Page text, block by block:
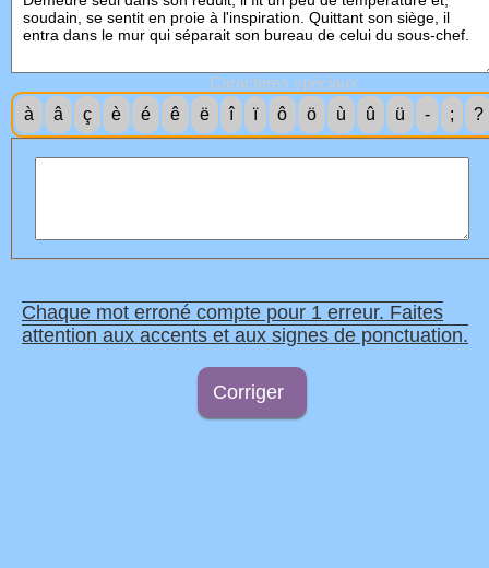
Caractères spéciaux
à
â ç è é ê ë î ï ô ö ù û ü - ; ?
Chaque mot erroné compte pour 1 erreur. Faites
attention aux accents et aux signes de ponctuation.